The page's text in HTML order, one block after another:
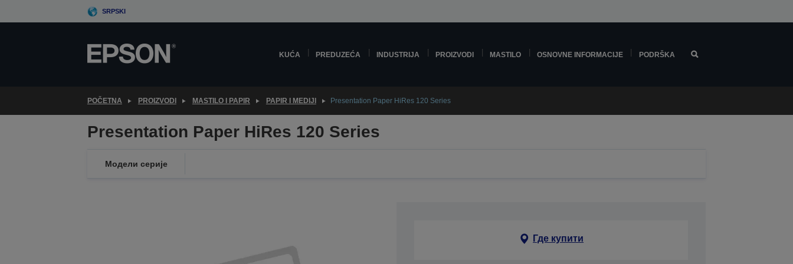
to
SRPSKI
KUĆA PREDUZEĆA INDUSTRIJA PROIZVODI MASTILO OSNOVNE INFORMACIJE PODRŠKA
POČETNA PROIZVODI MASTILO I PAPIR PAPIR I MEDIJI Presentation Paper HiRes 120 Series
Presentation Paper HiRes 120 Series
Модели серије
Где купити